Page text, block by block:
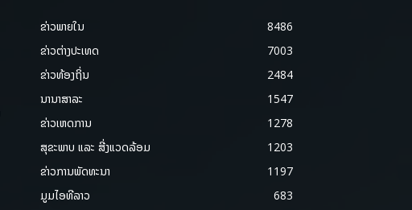
ຂ່າວພາຍ​ໃນ
8486
ຂ່າວຕ່າງປະເທດ
7003
ຂ່າວທ້ອງຖິ່ນ
2484
ນານາສາລະ
1547
ຂ່າວເຫດການ
1278
ສຸຂະພາບ ແລະ ສີ່ງແວດລ້ອມ
1203
ຂ່າວການພັດທະນາ
1197
ມູມໄອທີລາວ
683